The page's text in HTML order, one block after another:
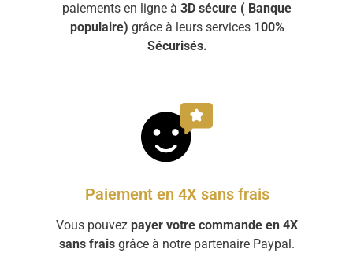
paiements en ligne à 3D sécure ( Banque
populaire) grâce à leurs services 100%
Sécurisés.
Paiement en 4X sans frais
Vous pouvez payer votre commande en 4X
sans frais grâce à notre partenaire Paypal.